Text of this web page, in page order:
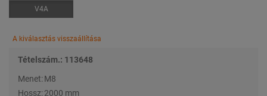
V4A
A kiválasztás visszaállítása
Tételszám.: 113648
Menet: M8
Hossz: 2000 mm